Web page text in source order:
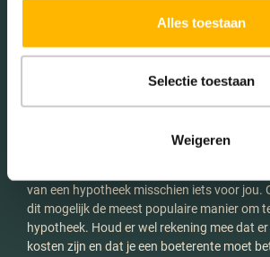
Alles toestaan
Selectie toestaan
Weigeren
Een hypotheek
van een hypotheek misschien iets voor jou.
dit mogelijk de meest populaire manier om
hypotheek. Houd er wel rekening mee dat
kosten zijn en dat je een boeterente moet